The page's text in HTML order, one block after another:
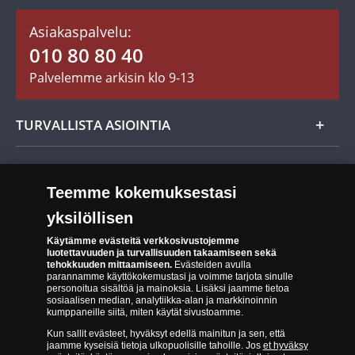
Mitalit
Asiakastili / Omat sivut
Toimitusehdot
Maksutavat
Evästeet Suomen Monetan verkkokaupassa
Tuotteiden toimittaminen
Tee peruutusilmoitus
Saavutettavuusseloste
Asiakaspalvelu:
010 80 80 40
Palvelemme arkisin klo 9-13
TURVALLISTA ASIOINTIA
Aitous- ja laatutakuu
14 päivän palautusoikeus
Suomen Moneta toimii virallisena jakelijana useimmille maailman
Teemme kokemuksestasi
yksilöllisen
Käytämme evästeitä verkkosivustojemme
luotettavuuden ja turvallisuuden takaamiseen sekä
tehokkuuden mittaamiseen.Evästeiden avulla
parannamme käyttökokemustasi ja voimme tarjota sinulle
personoitua sisältöä ja mainoksia. Lisäksi jaamme tietoa
sosiaalisen median, analytiikka-alan ja markkinoinnin
kumppaneille siitä, miten käytät sivustoamme.
Kun sallit evästeet, hyväksyt edellä mainitun ja sen, että
jaamme kyseisiä tietoja ulkopuolisille tahoille. Jos et hyväksy